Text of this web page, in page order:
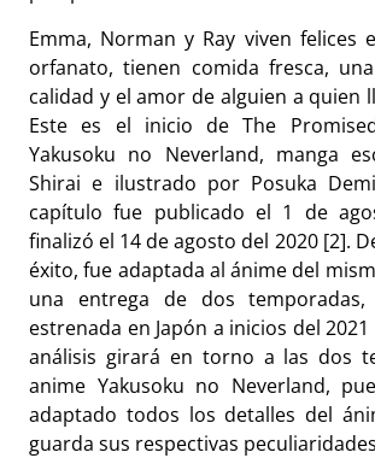
Emma, Norman y Ray viven felices
orfanato, tienen comida fresca,
calidad y el amor de alguien a quien
Este es el inicio de The
Yakusoku no Neverland, manga
Shirai e ilustrado por Posuka
capítulo fue publicado el 1 de
finalizó el 14 de agosto del 2020 [2].
éxito, fue adaptada al ánime del
una entrega de dos
estrenada en Japón a inicios del
análisis girará en torno a las dos
anime Yakusoku no Neverland,
adaptado todos los detalles del
guarda sus respectivas